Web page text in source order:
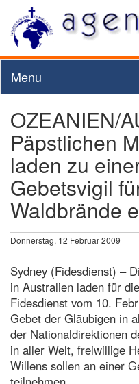
Menu
OZEANIEN/
Päpstlichen
laden zu
Gebetsvigil
Waldbrände
Donnerstag, 12 Februar 2009
Sydney (Fidesdienst) –
in Australien laden für
Fidesdienst vom 10.
Gebet der Gläubigen in
der Nationaldirektionen
in aller Welt, freiwillige
Willens sollen an einer